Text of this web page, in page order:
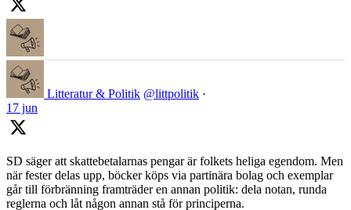
Litteratur & Politik @littpolitik ·
17 jun
SD säger att skattebetalarnas pengar är folkets heliga egendom. Men
när fester delas upp, böcker köps via partinära bolag och exemplar
går till förbränning framträder en annan politik: dela notan, runda
reglerna och låt någon annan stå för principerna.